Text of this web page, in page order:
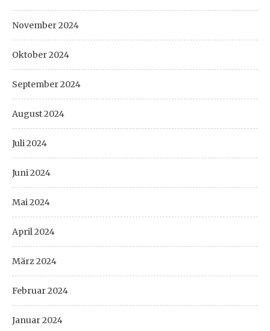
November 2024
Oktober 2024
September 2024
August 2024
Juli 2024
Juni 2024
Mai 2024
April 2024
März 2024
Februar 2024
Januar 2024